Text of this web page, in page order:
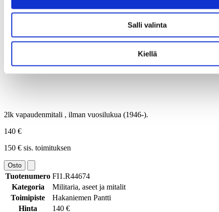
Salli valinta
Kiellä
2lk vapaudenmitali , ilman vuosilukua (1946-).
140 €
150 € sis. toimituksen
Osto
Tuotenumero FI1.R44674
Kategoria
Militaria, aseet ja mitalit
Toimipiste
Hakaniemen Pantti
Hinta
140 €